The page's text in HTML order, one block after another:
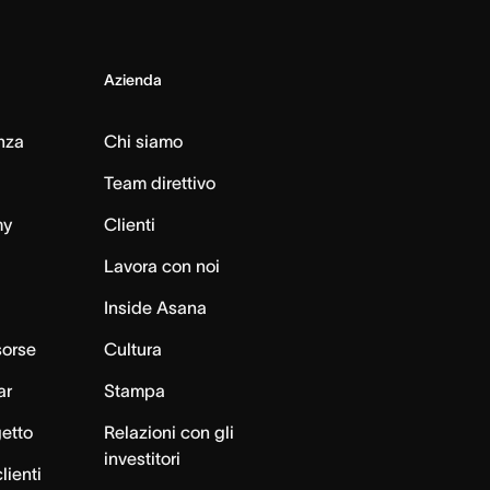
Azienda
Chi siamo
Team direttivo
Clienti
Lavora con noi
Inside Asana
Cultura
Stampa
Relazioni con gli
investitori